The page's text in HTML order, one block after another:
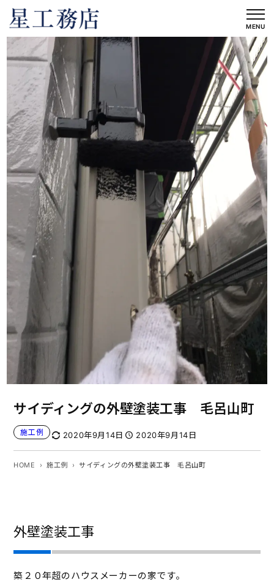
を
ス
MENU
サイディングの外壁塗装工事 毛呂山町
施工例 2020年9月14日 2020年9月14日
HOME 施工例 サイディングの外壁塗装工事 毛呂山町
外壁塗装工事
築２０年超のハウスメーカーの家です。